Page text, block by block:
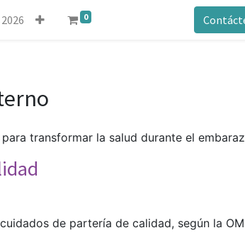
0
transformar la salud durante el
de partería de calidad, según la